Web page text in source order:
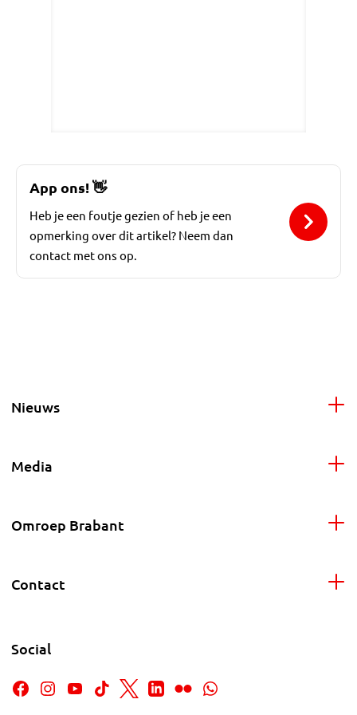
App ons!👋
Heb je een foutje gezien of heb je een
opmerking over dit artikel? Neem dan
contact met ons op.
Nieuws
Media
Omroep Brabant
Contact
Social